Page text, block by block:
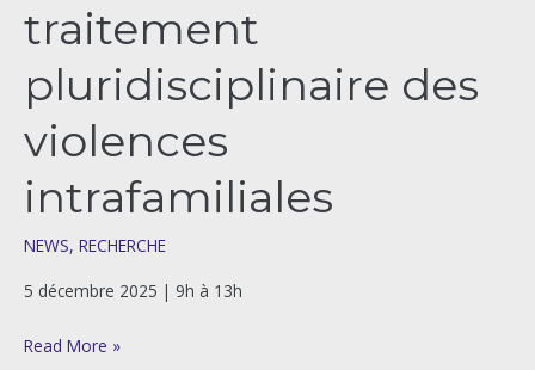
traitement
pluridisciplinaire des
violences
intrafamiliales
NEWS, RECHERCHE
5 décembre 2025 | 9h à 13h
Read More »